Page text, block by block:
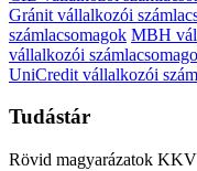
Gránit vállalkozói
számlacsomagok MBH
vállalkozói
UniCredit vállalkozói
Tudástár
Rövid magyarázatok